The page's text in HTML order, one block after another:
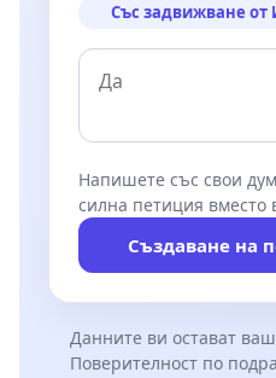
Със задвижване от
Напишете със свои
силна петиция вместо
Създаване на
Данните ви остават
Поверителност по